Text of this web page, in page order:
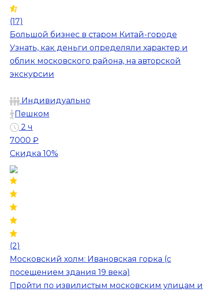
(17)
Большой бизнес в старом Китай-городе
Узнать, как деньги определяли характер и
облик московского района, на авторской
экскурсии
Индивидуально
Пешком
2 ч
7000 ₽
Скидка 10%
(2)
Московский холм: Ивановская горка (с
посещением здания 19 века)
Пройти по извилистым московским улицам и